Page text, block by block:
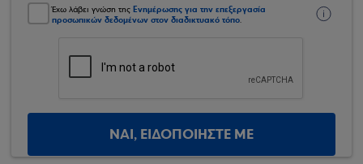
Έχω λάβει γνώση της Ενημέρωσης για την επεξεργασία
προσωπικών δεδομένων στον διαδικτυακό τόπο.
ΝΑΙ, ΕΙΔΟΠΟΙΗΣΤΕ ΜΕ